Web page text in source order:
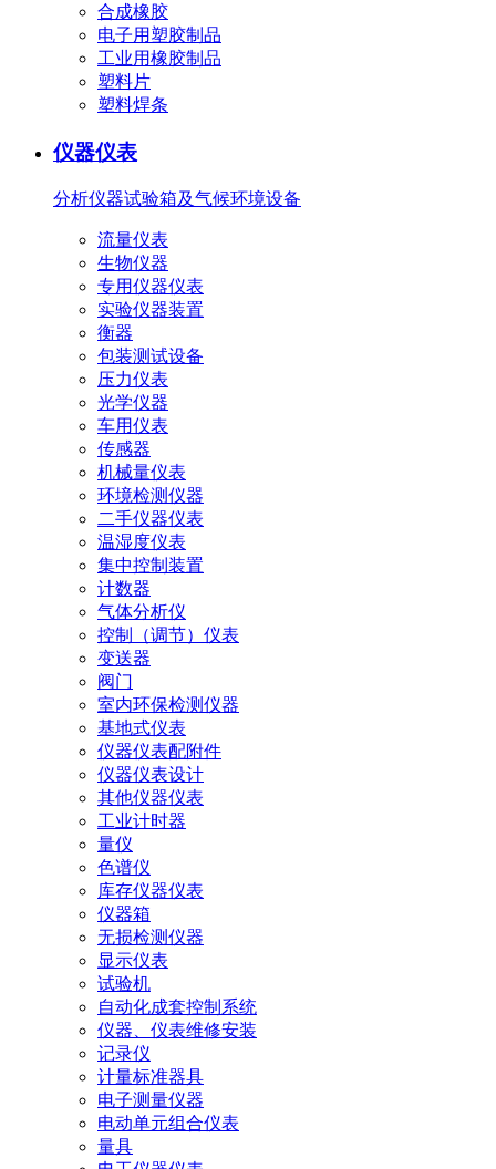
合成橡胶
电子用塑胶制品
工业用橡胶制品
塑料片
塑料焊条
仪器仪表
分析仪器试验箱及气候环境设备
流量仪表
生物仪器
专用仪器仪表
实验仪器装置
衡器
包装测试设备
压力仪表
光学仪器
车用仪表
传感器
机械量仪表
环境检测仪器
二手仪器仪表
温湿度仪表
集中控制装置
计数器
气体分析仪
控制（调节）仪表
变送器
阀门
室内环保检测仪器
基地式仪表
仪器仪表配附件
仪器仪表设计
其他仪器仪表
工业计时器
量仪
色谱仪
库存仪器仪表
仪器箱
无损检测仪器
显示仪表
试验机
自动化成套控制系统
仪器、仪表维修安装
记录仪
计量标准器具
电子测量仪器
电动单元组合仪表
量具